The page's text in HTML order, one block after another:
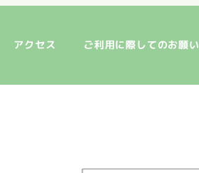
アクセス ご利用に際してのお願い